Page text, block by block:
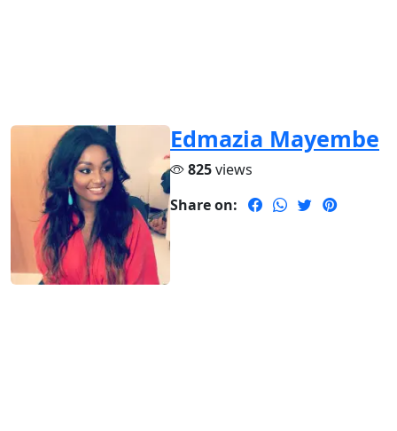
Edmazia Mayembe
825views
Share on: